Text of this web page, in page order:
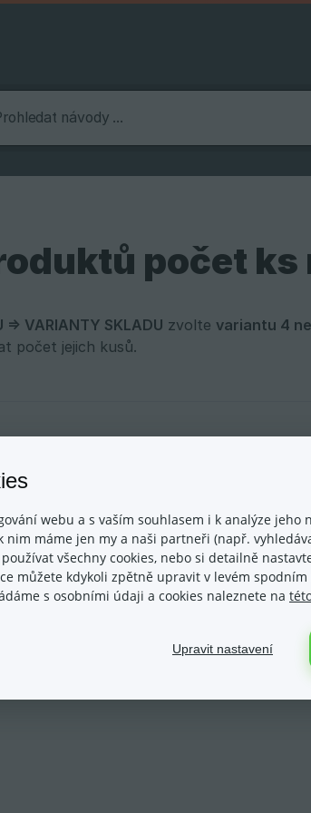
počet ks
=> VARIANTY SKLADU zvolte variantu 4
počet jejich kusů.
webu a s vaším souhlasem i k analýze jeho
máme jen my a naši partneři (např.
všechny cookies, nebo si detailně
můžete kdykoli zpětně upravit v levém
s osobními údaji a cookies naleznete na
Upravit nastavení